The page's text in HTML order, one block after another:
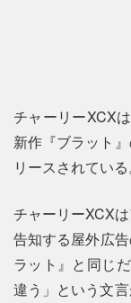
チャーリーXCX
新作『ブラット
リースされている
チャーリーXCX
告知する屋外広
ラット』と同じ
違う」という文